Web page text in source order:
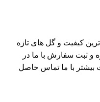
کیفیت و گل های تازه
و ثبت سفارش با ما در
با ما تماس حاصل